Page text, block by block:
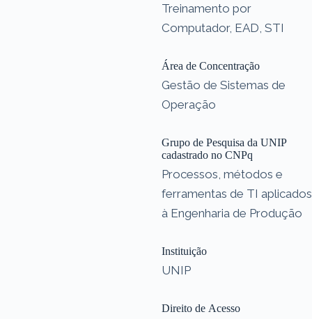
Treinamento por
Computador, EAD, STI
Área de Concentração
Gestão de Sistemas de
Operação
Grupo de Pesquisa da UNIP
cadastrado no CNPq
Processos, métodos e
ferramentas de TI aplicados
à Engenharia de Produção
Instituição
UNIP
Direito de Acesso